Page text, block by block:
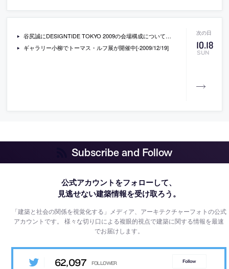
10.18
SUN
谷尻誠にDESIGNTIDE TOKYO 2009の会場構成について聞いているインタビュー記事
ギャラリー小柳でトーマス・ルフ展が開催中[-2009/12/19]
Subscribe and Follow
公式アカウントをフォローして、
見逃せない建築情報を受け取ろう。
「建築と社会の関係を視覚化する」メディア、アーキテクチャーフォトの公式
アカウントです。様々な切り口による複眼的視点で建築に関する情報を最速
でお届けします。
62,097 Follow